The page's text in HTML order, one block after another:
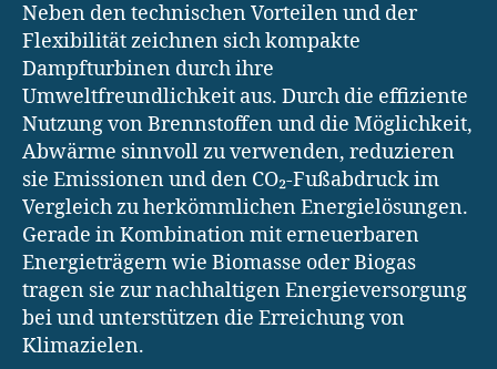
Neben den technischen Vorteilen und der
Flexibilität zeichnen sich kompakte
Dampfturbinen durch ihre
Umweltfreundlichkeit aus. Durch die effiziente
Nutzung von Brennstoffen und die Möglichkeit,
Abwärme sinnvoll zu verwenden, reduzieren
sie Emissionen und den CO₂-Fußabdruck im
Vergleich zu herkömmlichen Energielösungen.
Gerade in Kombination mit erneuerbaren
Energieträgern wie Biomasse oder Biogas
tragen sie zur nachhaltigen Energieversorgung
bei und unterstützen die Erreichung von
Klimazielen.